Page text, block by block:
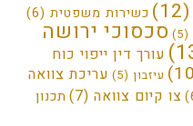
כשירות משפטית(6)
סכסוכי ירושה
עורך דין ייפוי כוח
עיזבון(5)
עריכת צוואה
צו קיום צוואה(7)
תכנון